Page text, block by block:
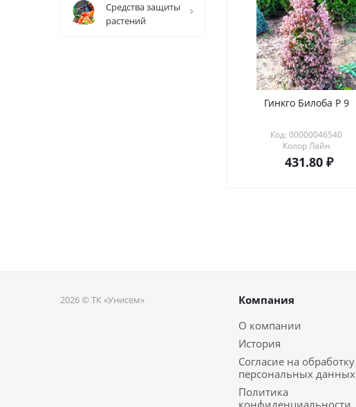
Гинкго Билоба Р 9
Код: 00000046540
Колор Лайн
431.80
Средства защиты
растений
2026 © ТК «Унисем»
Компания
О компании
История
Согласие на обработку
персональных данных
Политика
конфиденциальности